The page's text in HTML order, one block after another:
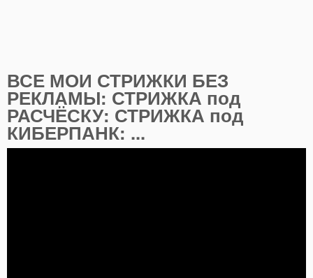
ВСЕ МОИ СТРИЖКИ БЕЗ
РЕКЛАМЫ: СТРИЖКА под
РАСЧЁСКУ: СТРИЖКА под
КИБЕРПАНК: ...